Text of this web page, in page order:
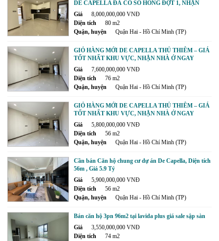
DE CAPELLA ĐÃ CÓ SỔ HỒNG ĐỢT 1, NHẬN
NHÀ NGAY!
Giá
8,000,000,000 VNĐ
Diện tích
80 m2
Quận, huyện
Quận Hai - Hồ Chí Minh (TP)
GIỎ HÀNG MỚI DE CAPELLA THỦ THIÊM – GIÁ
TỐT NHẤT KHU VỰC, NHẬN NHÀ Ở NGAY
Giá
7,600,000,000 VNĐ
Diện tích
76 m2
Quận, huyện
Quận Hai - Hồ Chí Minh (TP)
GIỎ HÀNG MỚI DE CAPELLA THỦ THIÊM – GIÁ
TỐT NHẤT KHU VỰC, NHẬN NHÀ Ở NGAY
Giá
5,800,000,000 VNĐ
Diện tích
56 m2
Quận, huyện
Quận Hai - Hồ Chí Minh (TP)
Cần bán Căn hộ chung cư dự án De Capella, Diện tích
56m , Giá 5.9 Tỷ
Giá
5,900,000,000 VNĐ
Diện tích
56 m2
Quận, huyện
Quận Hai - Hồ Chí Minh (TP)
Bán căn hộ 3pn 96m2 tại lavida plus giá sale sập sàn
Giá
3,550,000,000 VNĐ
Diện tích
74 m2